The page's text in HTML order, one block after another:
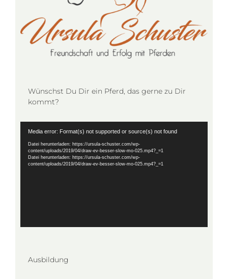
Wünschst Du Dir ein Pferd, das gerne zu Dir
kommt?
Media error: Format(s) not supported or source(s) not found
Datei herunterladen: https://ursula-schuster.com/wp-
content/uploads/2019/04/draw-ev-besser-slow-mo-025.mp4?_=1
Datei herunterladen: https://ursula-schuster.com/wp-
content/uploads/2019/04/draw-ev-besser-slow-mo-025.mp4?_=1
Ausbildung